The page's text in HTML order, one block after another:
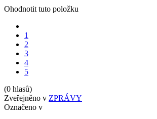
Ohodnotit tuto položku
1
2
3
4
5
(0 hlasů)
Zveřejněno v ZPRÁVY
Označeno v